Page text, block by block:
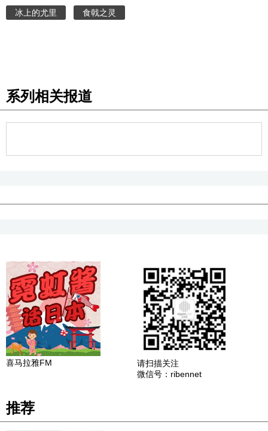
冰上的尤里 食戟之灵
系列相关报道
喜马拉雅FM
请扫描关注
微信号：ribennet
推荐